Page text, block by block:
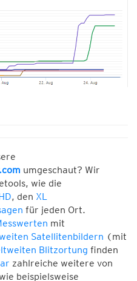
umgeschaut? Wir
wie die
, den XL
für jeden Ort.
mit
Satellitenbildern (mit
Blitzortung finden
zahlreiche weitere von
beispielsweise